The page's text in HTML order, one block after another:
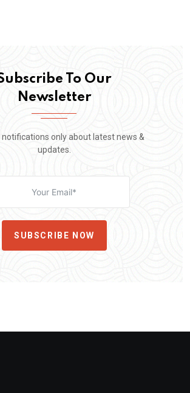
To Our
Newsletter
notifications only about latest news &
updates.
SUBSCRIBE NOW